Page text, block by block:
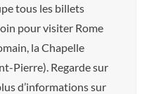
tous les billets
pour visiter Rome
la Chapelle
Pierre). Regarde sur
d’informations sur